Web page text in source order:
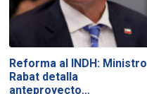
Reforma al INDH: Ministro
Rabat detalla
anteproyecto…